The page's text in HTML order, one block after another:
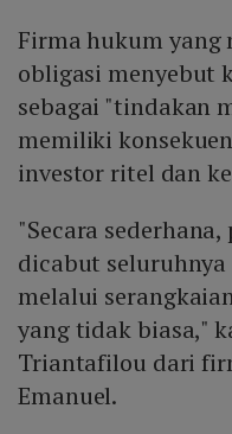
Firma hukum yang
obligasi menyebut
sebagai "tindakan
memiliki
investor ritel dan
"Secara
dicabut
melalui
yang tidak biasa,"
Triantafilou dari
Emanuel.